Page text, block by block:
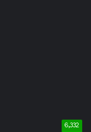
6,332